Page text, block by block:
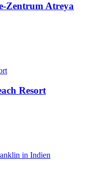
Zentrum Atreya
Resort